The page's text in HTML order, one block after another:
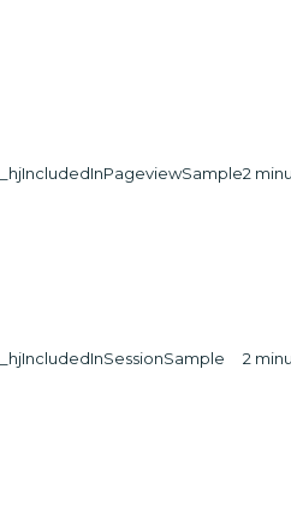
_hjIncludedInPageviewSample2
_hjIncludedInSessionSample 2